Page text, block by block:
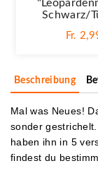
Schwarz/
Fr.
Beschreibung
Mal was Neues!
sonder
haben ihn in 5
findest du